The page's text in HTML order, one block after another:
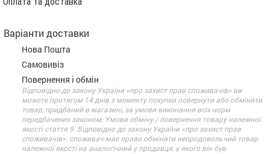
Варіанти доставки
Нова Пошта
Самовивіз
Повернення і обмін
Відповідно до закону України «про захист прав споживачів» ви
можете протягом 14 днів з моменту покупки повернути або обміняти
товар, придбаний в магазині, за умови виконання всіх норм
передбачених законом. Умови обміну / повернення товару належної
якості стаття 9. Відповідно до закону України «про захист прав
споживачів»: споживач має право обміняти непродовольчий товар
належної якості на аналогічний у продавця, у якого він був